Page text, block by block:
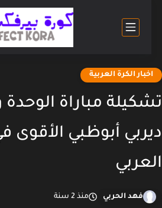
الكرة العربية
مباراة الوحدة
أبوظبي الأقوى في
فهد الحربي منذ 2 سنة